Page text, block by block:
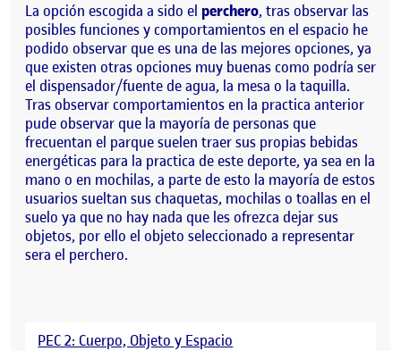
La opción escogida a sido el perchero, tras observar las
posibles funciones y comportamientos en el espacio he
podido observar que es una de las mejores opciones, ya
que existen otras opciones muy buenas como podría ser
el dispensador/fuente de agua, la mesa o la taquilla.
Tras observar comportamientos en la practica anterior
pude observar que la mayoría de personas que
frecuentan el parque suelen traer sus propias bebidas
energéticas para la practica de este deporte, ya sea en la
mano o en mochilas, a parte de esto la mayoría de estos
usuarios sueltan sus chaquetas, mochilas o toallas en el
suelo ya que no hay nada que les ofrezca dejar sus
objetos, por ello el objeto seleccionado a representar
sera el perchero.
PEC 2: Cuerpo, Objeto y Espacio